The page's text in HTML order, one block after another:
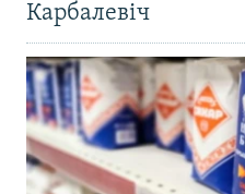
Карбалевіч